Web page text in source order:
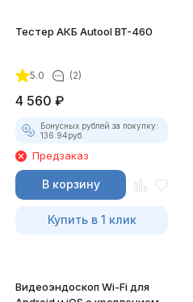
Тестер АКБ Autool BT-460
5.0 (2)
4 560 ₽
Бонусных рублей за покупку:
136.94руб.
Предзаказ
В корзину
Купить в 1 клик
Видеоэндоскоп Wi-Fi для